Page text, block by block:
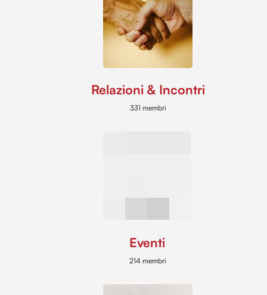
Relazioni & Incontri
331 membri
Eventi
214 membri